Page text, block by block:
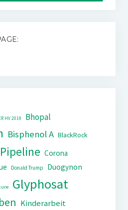
HV 2019 Bhopal
Bisphenol A BlackRock
Corona
Donald Trump
Duogynon
Glyphosat
Kinderarbeit